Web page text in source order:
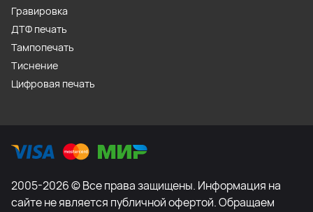
Гравировка
ДТФ печать
Тампопечать
Тиснение
Цифровая печать
2005-2026 © Все права защищены. Информация на
сайте не является публичной офертой. Обращаем